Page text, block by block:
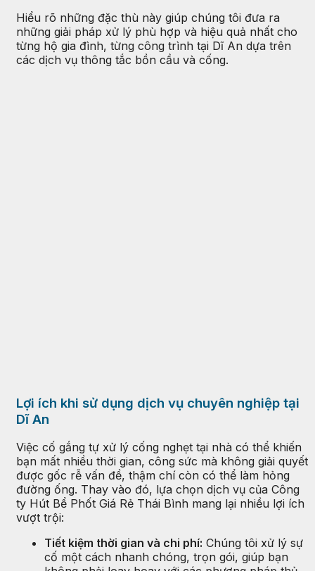
Hiểu rõ những đặc thù này giúp chúng tôi đưa ra
những giải pháp xử lý phù hợp và hiệu quả nhất cho
từng hộ gia đình, từng công trình tại Dĩ An dựa trên
các dịch vụ thông tắc bồn cầu và cống.
Lợi ích khi sử dụng dịch vụ chuyên nghiệp tại
Dĩ An
Việc cố gắng tự xử lý cống nghẹt tại nhà có thể khiến
bạn mất nhiều thời gian, công sức mà không giải quyết
được gốc rễ vấn đề, thậm chí còn có thể làm hỏng
đường ống. Thay vào đó, lựa chọn dịch vụ của Công
ty Hút Bể Phốt Giá Rẻ Thái Bình mang lại nhiều lợi ích
vượt trội:
Tiết kiệm thời gian và chi phí: Chúng tôi xử lý sự
cố một cách nhanh chóng, trọn gói, giúp bạn